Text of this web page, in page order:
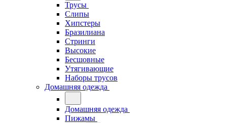
Трусы
Слипы
Хипстеры
Бразилиана
Стринги
Высокие
Бесшовные
Утягивающие
Наборы трусов
Домашняя одежда
Домашняя одежда
Пижамы